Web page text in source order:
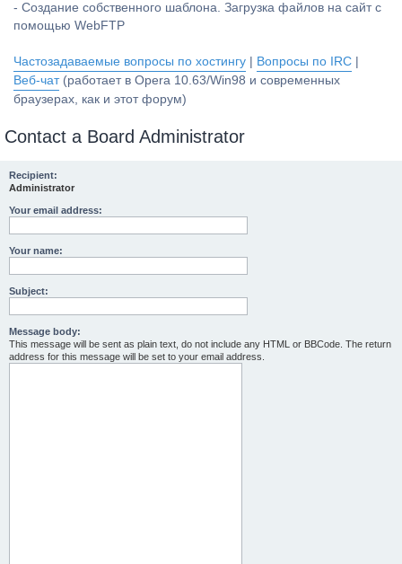
- Создание собственного шаблона. Загрузка файлов на сайт с
помощью WebFTP
Частозадаваемые вопросы по хостингу Вопросы по IRC
Веб-чат(работает в Opera 10.63/Win98 и современных
браузерах, как и этот форум)
Contact a Board Administrator
Recipient:
Administrator
Your email address:
Your name:
Subject:
Message body:
This message will be sent as plain text, do not include any HTML or BBCode. The return
address for this message will be set to your email address.